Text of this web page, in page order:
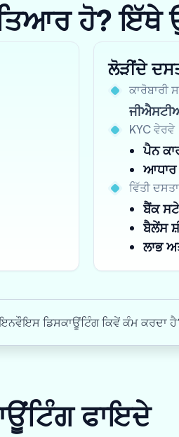
ਹੋ? ਇੱਥੇ
ਲੋੜੀਂਦੇ
ਕਾਰੋਬਾਰੀ
KYC ਵੇਰਵੇ
ਪੈਨ
ਆਧਾਰ
ਵਿੱਤੀ
ਬੈਂਕ
ਬੈਲੇਂਸ
ਲਾਭ
ਡਿਸਕਾਊਂਟਿੰਗ ਕਿਵੇਂ ਕੰਮ ਕਰਦਾ
ਫਾਇਦੇ